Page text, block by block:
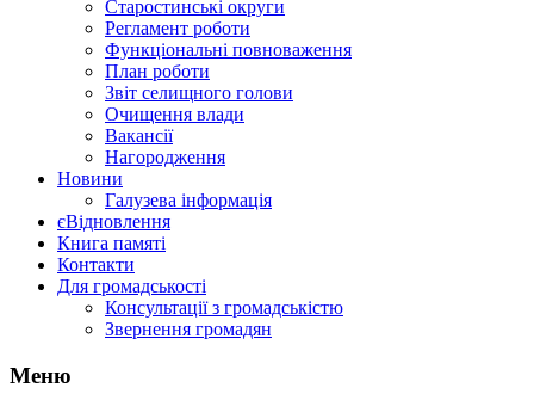
Старостинські округи
Регламент роботи
Функціональні повноваження
План роботи
Звіт селищного голови
Очищення влади
Вакансії
Нагородження
Новини
Галузева інформація
єВідновлення
Книга памяті
Контакти
Для громадськості
Консультації з громадськістю
Звернення громадян
Меню